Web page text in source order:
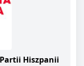
Hiszpanii